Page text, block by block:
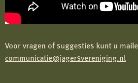
Voor vragen of suggesties kunt u
communicatie@jagersvereniging.nl